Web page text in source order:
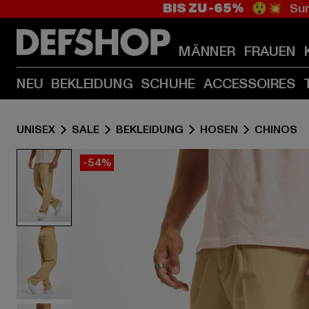
BIS ZU -65% 😲💥
MÄNNER FRAUEN
NEU BEKLEIDUNG SCHUHE ACCESSOIRES
UNISEX SALE BEKLEIDUNG HOSEN CHINOS
-54%